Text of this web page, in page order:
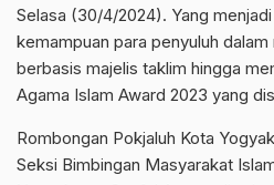
Selasa (30/4/2024). Yang
kemampuan para penyuluh
berbasis majelis taklim hingga
Agama Islam Award 2023 yang
Rombongan Pokjaluh Kota
Seksi Bimbingan Masyarakat